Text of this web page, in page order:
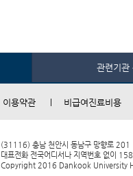
관련기관
이용약관 비급여진료비용
(31116) 충남 천안시 동남구 망향로 201
대표전화 전국어디서나 지역번호 없이
Copyright 2016 Dankook University